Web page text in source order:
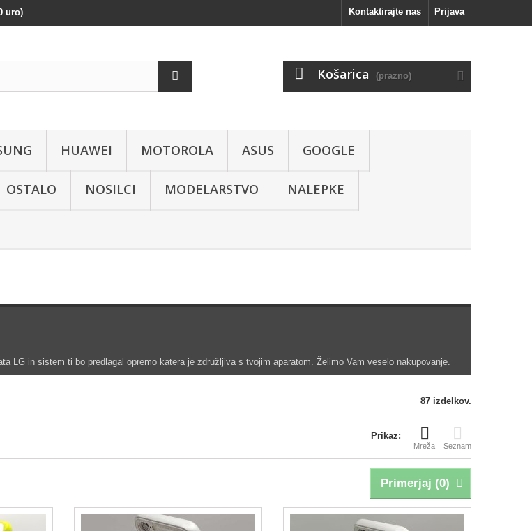
Prijava
Kontaktirajte nas
uro)
Košarica (prazno)
HUAWEI MOTOROLA ASUS GOOGLE
OSTALO NOSILCI MODELARSTVO NALEPKE
LG in sistem ti bo predlagal opremo katera je združljiva s tvojim aparatom. Želimo Vam veselo nakupovanje.
87 izdelkov.
Prikaz:
Mreža Seznam
Primerjaj (0)